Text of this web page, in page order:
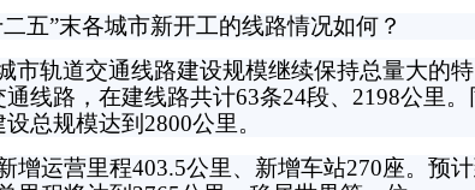
”末各城市新开工的线路情况如何？
轨道交通线路建设规模继续保持总量大的特
线路，在建线路共计63条24段、2198公里。
总规模达到2800公里。
运营里程403.5公里、新增车站270座。预计